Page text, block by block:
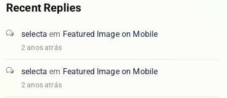
Recent Replies
selecta em Featured Image on Mobile
2 anos atrás
selecta em Featured Image on Mobile
2 anos atrás